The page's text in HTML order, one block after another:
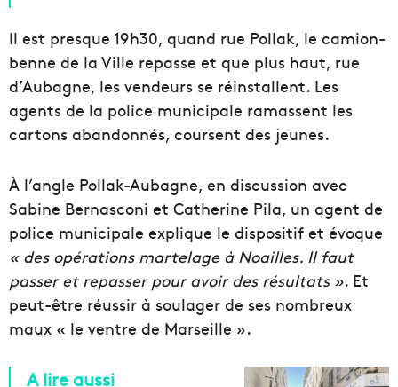
Il est presque 19h30, quand rue Pollak, le camion-
benne de la Ville repasse et que plus haut, rue
d’Aubagne, les vendeurs se réinstallent. Les
agents de la police municipale ramassent les
cartons abandonnés, coursent des jeunes.
À l’angle Pollak-Aubagne, en discussion avec
Sabine Bernasconi et Catherine Pila, un agent de
police municipale explique le dispositif et évoque
« des opérations martelage à Noailles. Il faut
passer et repasser pour avoir des résultats ». Et
peut-être réussir à soulager de ses nombreux
maux « le ventre de Marseille ».
A lire aussi